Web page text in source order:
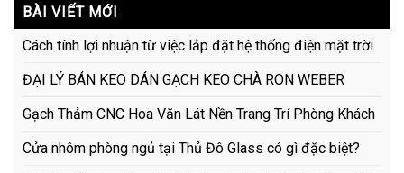
BÀI VIẾT MỚI
Cách tính lợi nhuận từ việc lắp đặt hệ thống điện mặt trời
ĐẠI LÝ BÁN KEO DÁN GẠCH KEO CHÀ RON WEBER
Gạch Thảm CNC Hoa Văn Lát Nền Trang Trí Phòng Khách
Cửa nhôm phòng ngủ tại Thủ Đô Glass có gì đặc biệt?